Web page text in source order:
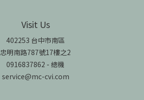
Visit Us
402253 台中市南區
忠明南路787號17樓之2
0916837862 - 總機
service@mc-cvi.com